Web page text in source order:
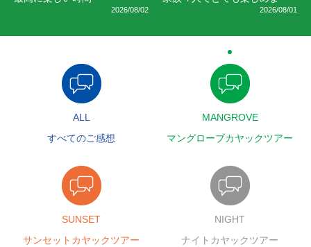
2026/08/02 2026/08/01
ALL
すべてのご感想
MANGROVE
マングローブカヤックツアー
SUNSET
サンセットカヤックツアー
NIGHT
ナイトカヤックツアー